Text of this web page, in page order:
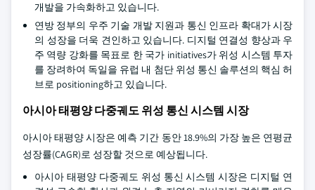
개발을 가속화하고 있습니다.
연방 정부의 우주 기술 개발 지원과 통신 인프라 확대가 시장
의 성장을 더욱 견인하고 있습니다. 디지털 연결성 향상과 우
주 역량 강화를 목표로 한 국가 initiatives가 위성 시스템 투자
를 장려하여 독일을 유럽 내 첨단 위성 통신 솔루션의 핵심 허
브로 positioning하고 있습니다.
아시아 태평양 다중궤도 위성 통신 시스템 시장
아시아 태평양 시장은 예측 기간 동안 18.9%의 가장 높은 연평균
성장률(CAGR)로 성장할 것으로 예상됩니다.
아시아 태평양 다중궤도 위성 통신 시스템 시장은 디지털 연